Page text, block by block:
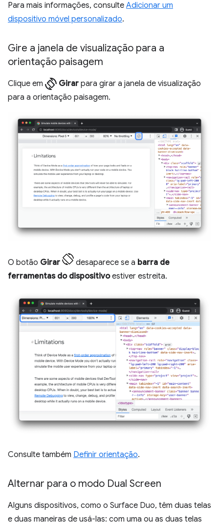
Para mais informações, consulte Adicionar um
dispositivo móvel personalizado.
Gire a janela de visualização para a
orientação paisagem
Clique em screen_rotation Girar para girar a janela de visualização
para a orientação paisagem.
O botão Girar desaparece se a barra de
ferramentas do dispositivoestiver estreita.
Consulte também Definir orientação.
Alternar para o modo Dual Screen
Alguns dispositivos, como o Surface Duo, têm duas telas
e duas maneiras de usá-las: com uma ou as duas telas